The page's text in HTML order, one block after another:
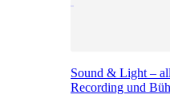
Sound & Light –
Recording und